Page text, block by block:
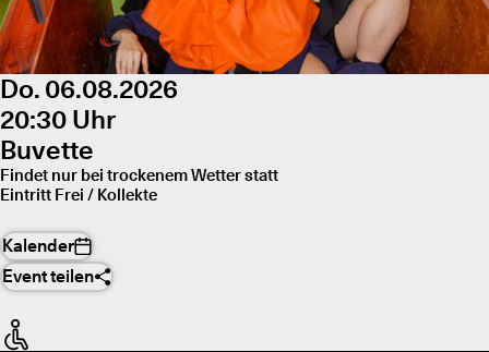
Do. 06.08.2026
20:30 Uhr
Buvette
Findet nur bei trockenem Wetter statt
Eintritt Frei / Kollekte
Kalender
Event teilen